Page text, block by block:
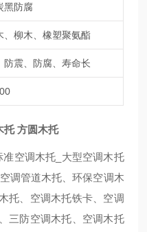
黑防腐
、柳木、橡塑聚氨酯
防震、防腐、寿命长
托 方圆木托
空调木托_大型空调木托
调管道木托、环保空调木
托、空调木托铁卡、空调
三防空调木托、空调木托